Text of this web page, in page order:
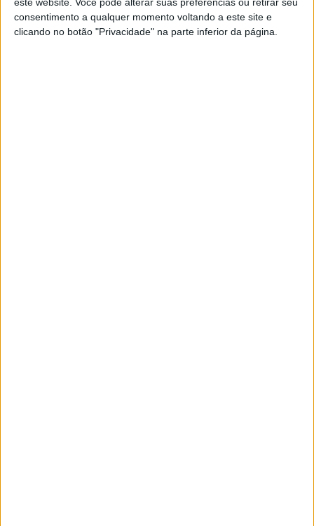
consentimento a qualquer momento voltando a este site e
clicando no botão "Privacidade" na parte inferior da página.
Desempenho: 4